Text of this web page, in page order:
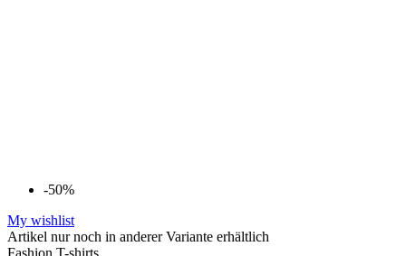
-50%
My wishlist
Artikel nur noch in anderer Variante erhältlich